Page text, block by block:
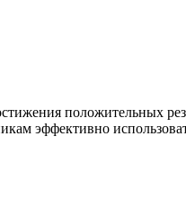
положительных
эффективно